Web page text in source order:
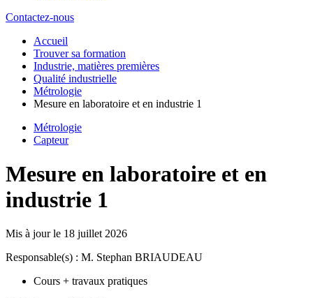
Contactez-nous
Accueil
Trouver sa formation
Industrie, matières premières
Qualité industrielle
Métrologie
Mesure en laboratoire et en industrie 1
Métrologie
Capteur
Mesure en laboratoire et en
industrie 1
Mis à jour le 18 juillet 2026
Responsable(s) : M. Stephan BRIAUDEAU
Cours + travaux pratiques